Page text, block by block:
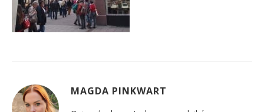
MAGDA PINKWART